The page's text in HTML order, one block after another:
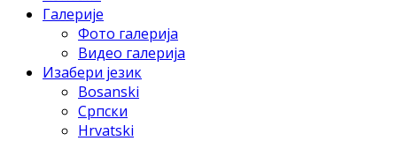
Галерије
Фото галерија
Видео галерија
Изабери језик
Bosanski
Српски
Hrvatski